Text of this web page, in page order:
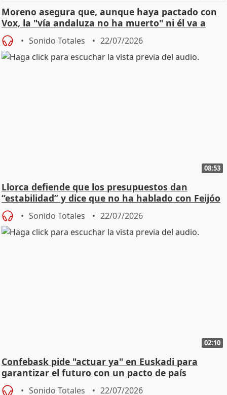
Moreno asegura que, aunque haya pactado con
Vox, la "vía andaluza no ha muerto" ni él va a
"cambiar"
Sonido Totales 22/07/2026
08:53
Llorca defiende que los presupuestos dan
“estabilidad” y dice que no ha hablado con Feijóo
Sonido Totales 22/07/2026
02:10
Confebask pide "actuar ya" en Euskadi para
garantizar el futuro con un pacto de país
Sonido Totales 22/07/2026